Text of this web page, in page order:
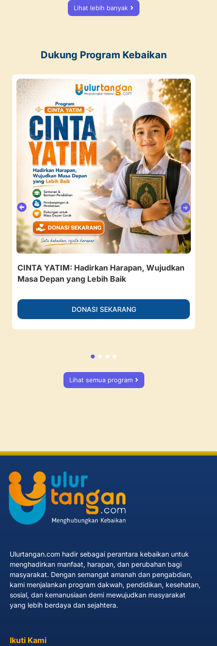
Lihat lebih banyak
Dukung Program Kebaikan
CINTA YATIM: Hadirkan Harapan, Wujudkan
Masa Depan yang Lebih Baik
DONASI SEKARANG
Lihat semua program
Ulurtangan.com hadir sebagai perantara kebaikan untuk
menghadirkan manfaat, harapan, dan perubahan bagi
masyarakat. Dengan semangat amanah dan pengabdian,
kami menjalankan program dakwah, pendidikan, kesehatan,
sosial, dan kemanusiaan demi mewujudkan masyarakat
yang lebih berdaya dan sejahtera.
Ikuti Kami